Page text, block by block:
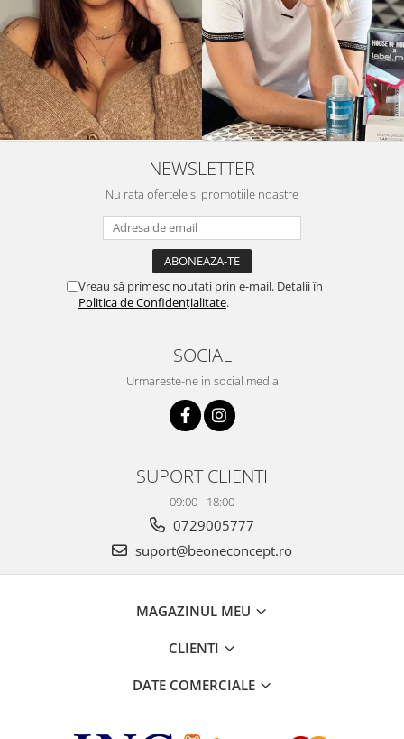
NEWSLETTER
Nu rata ofertele si promotiile noastre
Vreau să primesc noutati prin e-mail. Detalii în
Politica de Confidențialitate.
SOCIAL
Urmareste-ne in social media
SUPORT CLIENTI
09:00 - 18:00
0729005777
suport@beoneconcept.ro
MAGAZINUL MEU
CLIENTI
DATE COMERCIALE